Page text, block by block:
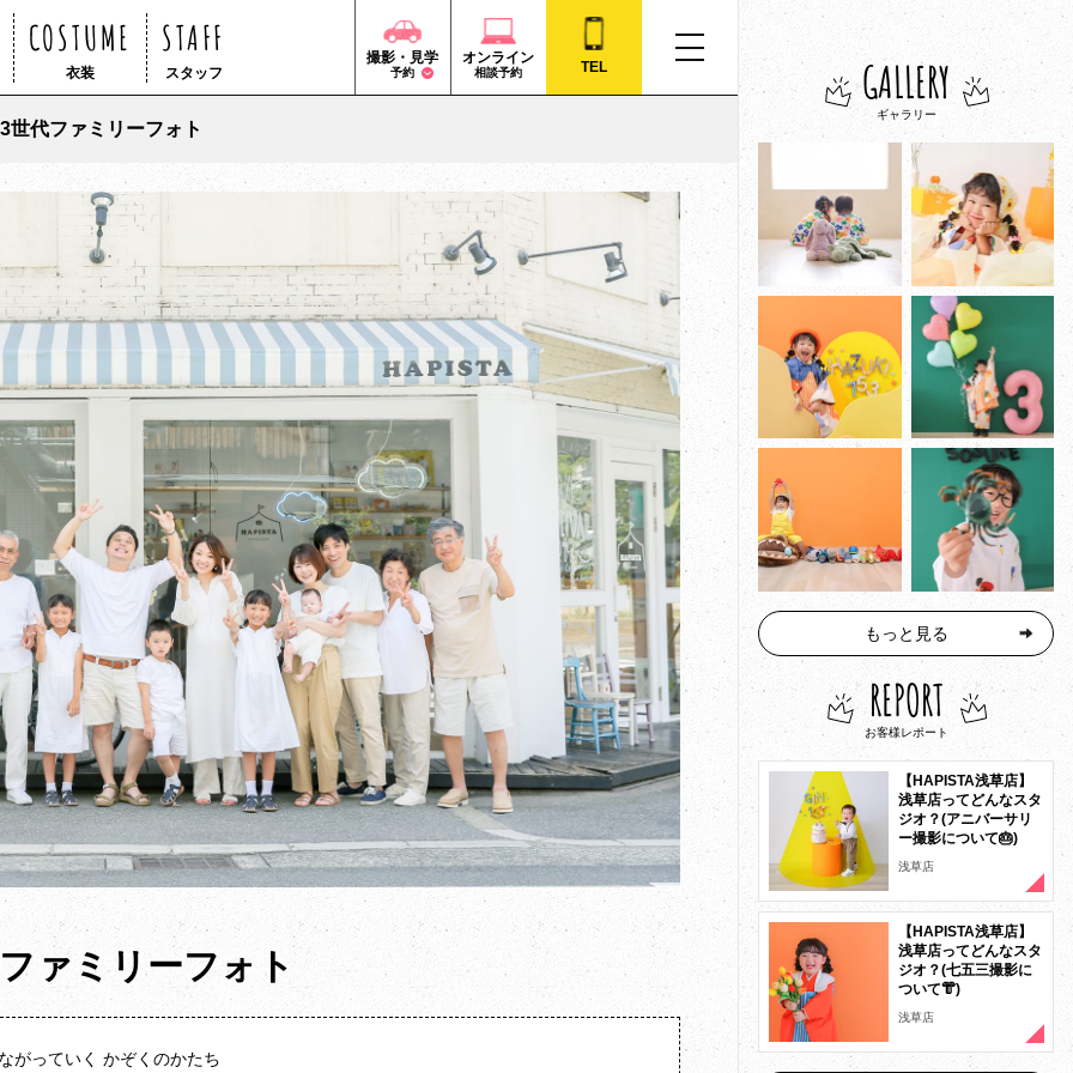
COSTUME
衣装
STAFF
スタッフ
撮影・見学
予約
オンライン
相談予約 TEL
3世代ファミリーフォト
ァミリーフォト
がっていく かぞくのかたち
GALLERY
ギャラリー
もっと見る
REPORT
お客様レポート
【HAPISTA浅草店】
浅草店ってどんなスタ
ジオ？(アニバーサリ
ー撮影について🎂)
浅草店
【HAPISTA浅草店】
浅草店ってどんなスタ
ジオ？(七五三撮影に
ついて👘)
浅草店